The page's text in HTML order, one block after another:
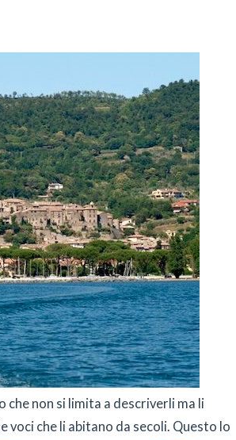
che non si limita a descriverli ma li
che li abitano da secoli. Questo lo